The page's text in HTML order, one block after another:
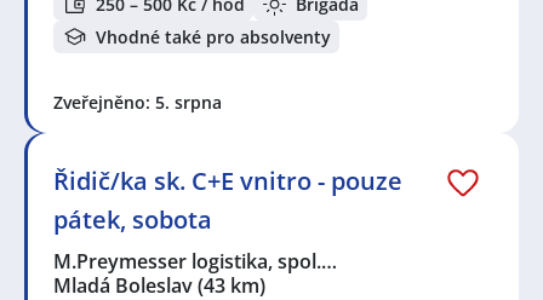
Vhodné také pro absolventy
Zveřejněno: 5. srpna
Řidič/ka sk. C+E vnitro - pouze
pátek, sobota
M.Preymesser logistika, spol.…
Mladá Boleslav(43 km)